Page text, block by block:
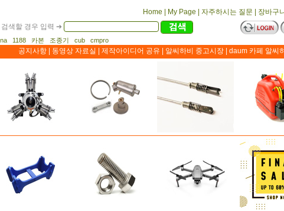
Home My Page 자주하시는 질문
장바구
색할 경우 입력 ➔
1188 카본 조종기 cub cmpro
공지사항 동영상 자료실 제작아이디어 공유 알씨하비 중고시장 daum 카페 알씨